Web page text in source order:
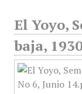
El Yoyo,
baja,